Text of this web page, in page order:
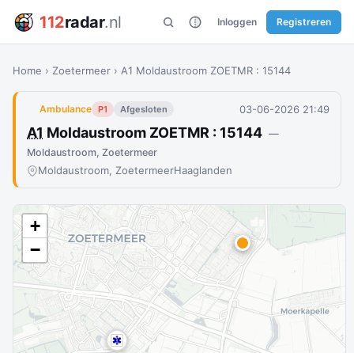
112radar.nl Inloggen Registreren
Home › Zoetermeer › A1 Moldaustroom ZOETMR : 15144
Ambulance P1 Afgesloten 03-06-2026 21:49
A1 Moldaustroom ZOETMR : 15144 —
Moldaustroom, Zoetermeer
Moldaustroom, ZoetermeerHaaglanden
+
−